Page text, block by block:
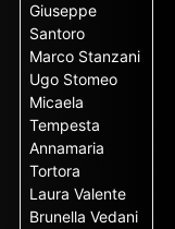
Giuseppe
Santoro
Marco Stanzani
Ugo Stomeo
Micaela
Tempesta
Annamaria
Tortora
Laura Valente
Brunella Vedani